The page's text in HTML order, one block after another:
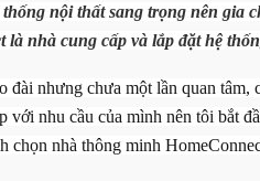
nội thất sang trọng nên
là nhà cung cấp và lắp đặt hệ
đài nhưng chưa một lần quan
nhu cầu của mình nên tôi bắt
chọn nhà thông minh